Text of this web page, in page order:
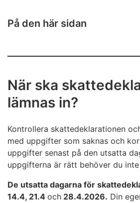
På den här sidan
När ska
lämnas in?
Kontrollera skattedeklarationen
med uppgifter som saknas och
uppgifter senast på den utsatta
uppgifterna är rätt behöver du
De utsatta dagarna för
14.4, 21.4 och 28.4.2026. Din